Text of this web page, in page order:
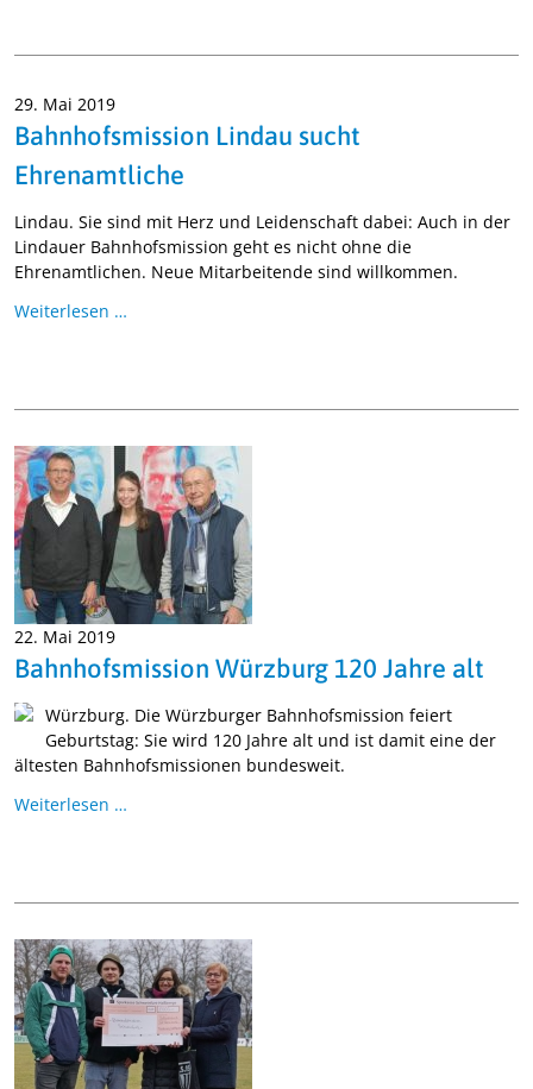
29. Mai 2019
Bahnhofsmission Lindau sucht
Ehrenamtliche
Lindau. Sie sind mit Herz und Leidenschaft dabei: Auch in der
Lindauer Bahnhofsmission geht es nicht ohne die
Ehrenamtlichen. Neue Mitarbeitende sind willkommen.
Weiterlesen …
22. Mai 2019
Bahnhofsmission Würzburg 120 Jahre alt
Würzburg. Die Würzburger Bahnhofsmission feiert
Geburtstag: Sie wird 120 Jahre alt und ist damit eine der
ältesten Bahnhofsmissionen bundesweit.
Weiterlesen …